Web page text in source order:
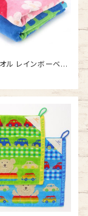
ル レインボーベア
ルケット お昼寝に
日本製